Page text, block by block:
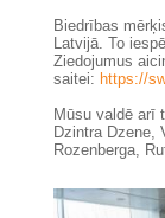
Biedrības
Latvijā. To
Ziedojumus
saitei: https://
Mūsu valdē arī
Dzintra Dzene,
Rozenberga,